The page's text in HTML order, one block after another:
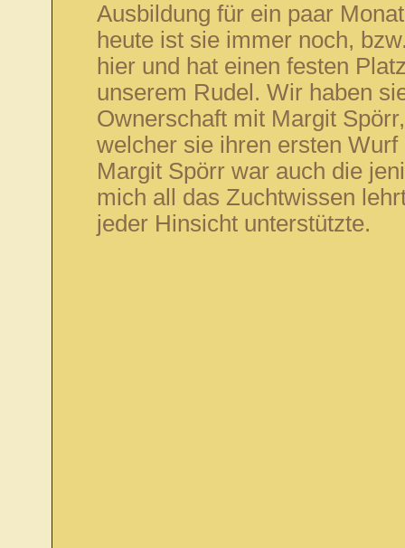
Ausbildung für ein paar
heute ist sie immer noch,
hier und hat einen festen
unserem Rudel. Wir haben
Ownerschaft mit Margit
welcher sie ihren ersten Wurf
Margit Spörr war auch die
mich all das Zuchtwissen
jeder Hinsicht unterstützte.